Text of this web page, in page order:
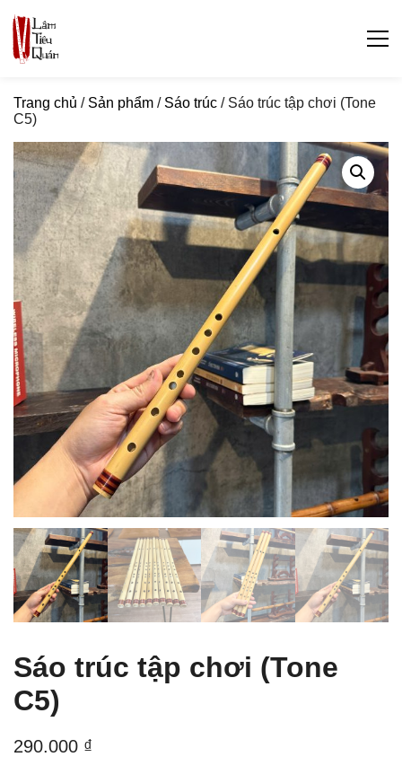
Trang chủ / Sản phẩm / Sáo trúc / Sáo trúc tập chơi (Tone
C5)
Sáo trúc tập chơi (Tone
C5)
290.000 ₫